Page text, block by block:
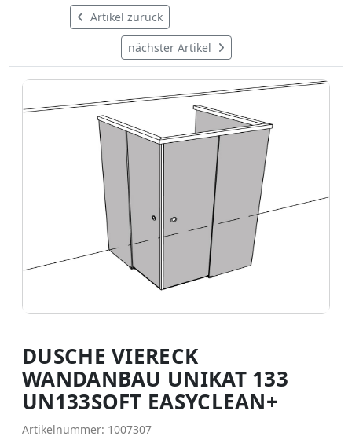
Artikel zurück
nächster Artikel
DUSCHE VIERECK
WANDANBAU UNIKAT 133
UN133SOFT EASYCLEAN+
Artikelnummer: 1007307